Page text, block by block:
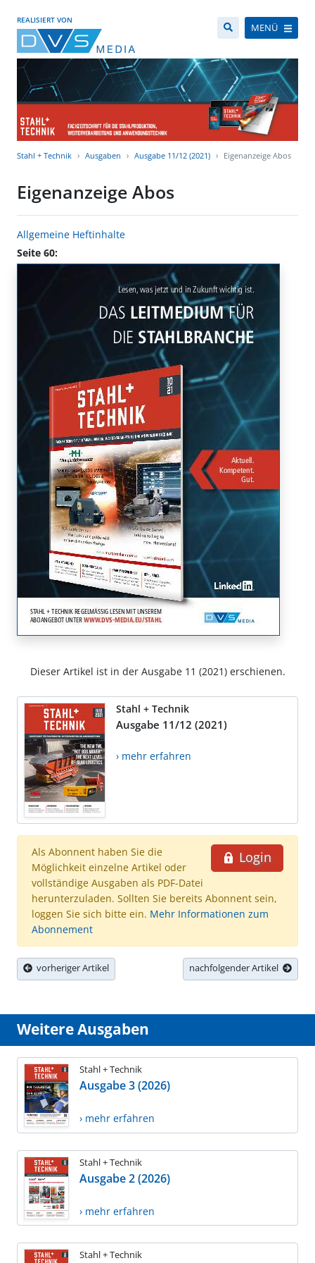
REALISIERT VON
MENÜ
Stahl + Technik Ausgaben Ausgabe 11/12 (2021) Eigenanzeige Abos
Eigenanzeige Abos
Allgemeine Heftinhalte
Seite 60:
Dieser Artikel ist in der Ausgabe 11 (2021) erschienen.
Stahl + Technik
Ausgabe 11/12 (2021)
› mehr erfahren
Login
Als Abonnent haben Sie die
Möglichkeit einzelne Artikel oder
vollständige Ausgaben als PDF-Datei
herunterzuladen. Sollten Sie bereits Abonnent sein,
loggen Sie sich bitte ein. Mehr Informationen zum
Abonnement
vorheriger Artikel nachfolgender Artikel
Weitere Ausgaben
Stahl + Technik
Ausgabe 3 (2026)
› mehr erfahren
Stahl + Technik
Ausgabe 2 (2026)
› mehr erfahren
Stahl + Technik